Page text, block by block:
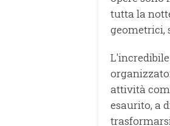
tutta la
geometrici,
attività
esaurito, a